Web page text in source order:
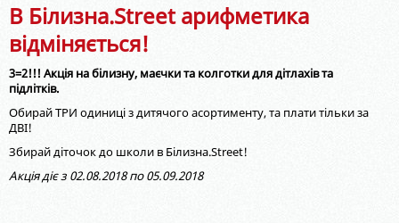
В Білизна.Street арифметика
відміняється!
3=2!!! Акція на білизну, маєчки та колготки для дітлахів та
підлітків.
Обирай ТРИ одиниці з дитячого асортименту, та плати тільки за
ДВІ!
Збирай діточок до школи в Білизна.Street!
Акція діє з 02.08.2018 по 05.09.2018